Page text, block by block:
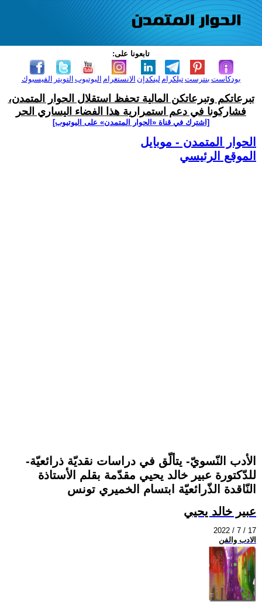
تابعونا على:
الفيسبوك التويتر اليوتيوب الانستغرام لينكدإن تيلكرامبنترست بودكاست
تبرعاتكم وتبرعاتكن المالية تحفظ استقلال الحوار المتمدن،
فشاركونا في دعم استمرارية هذا الفضاء اليساري الحر
[اشترك في قناة ‫«الحوار المتمدن» على اليوتيوب]
الحوار المتمدن - موبايل
الموقع الرئيسي
-الأدب النّسويّ- يتألّق في دراسات نقديّة ذرائعيّة
للدّكتورة عبير خالد يحيي مقدّمة بقلم الأستاذة
النّاقدة الذّرائعيّة ابتسام الخميري تونس
عبير خالد يحيي
2022 / 7 / 17
الادب والفن